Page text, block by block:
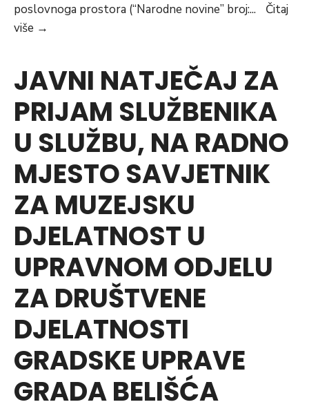
poslovnoga prostora (“Narodne novine” broj:...
Čitaj
više →
zakup
poslovnih
prostora
1
2
Belišću,
Željeznička
JAVNI NATJEČAJ ZA
PRIJAM SLUŽBENIKA
U SLUŽBU, NA RADNO
MJESTO SAVJETNIK
ZA MUZEJSKU
DJELATNOST U
UPRAVNOM ODJELU
ZA DRUŠTVENE
DJELATNOSTI
GRADSKE UPRAVE
GRADA BELIŠĆA